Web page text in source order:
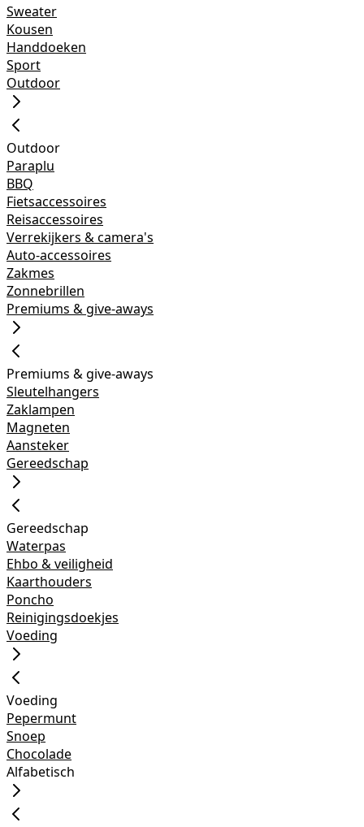
Sweater
Kousen
Handdoeken
Sport
Outdoor
Outdoor
Paraplu
BBQ
Fietsaccessoires
Reisaccessoires
Verrekijkers & camera's
Auto-accessoires
Zakmes
Zonnebrillen
Premiums & give-aways
Premiums & give-aways
Sleutelhangers
Zaklampen
Magneten
Aansteker
Gereedschap
Gereedschap
Waterpas
Ehbo & veiligheid
Kaarthouders
Poncho
Reinigingsdoekjes
Voeding
Voeding
Pepermunt
Snoep
Chocolade
Alfabetisch